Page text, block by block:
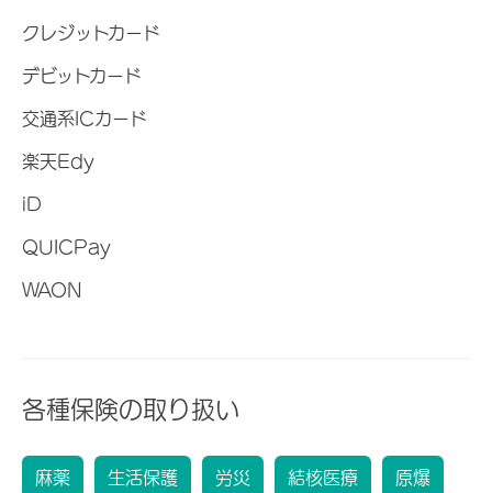
クレジットカード
デビットカード
交通系ICカード
楽天Edy
iD
QUICPay
WAON
各種保険の取り扱い
麻薬 生活保護 労災 結核医療 原爆